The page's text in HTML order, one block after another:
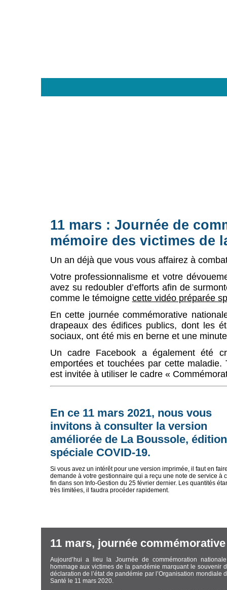
11 mars : Journée de
mémoire des victimes de
Un an déjà que vous vous affairez à
Votre professionnalisme et votre
avez su redoubler d’efforts afin de
comme le témoigne cette vidéo préparée
En cette journée commémorative
drapeaux des édifices publics, dont les
sociaux, ont été mis en berne et une
Un cadre Facebook a également été
emportées et touchées par cette
est invitée à utiliser le cadre «
En ce 11 mars 2021, nous vous
invitons à consulter la version
améliorée de La Boussole, édition
spéciale COVID-19.
Si vous avez un intérêt pour une version imprimée, il faut en
demande à votre gestionnaire qui a reçu une note de service à
fin dans son Info-Gestion du 25 février dernier. Les quantités
très limitées, il faudra procéder rapidement.
11 mars, journée commémorative
Aujourd’hui a lieu la Journée de commémoration
hommage aux victimes de la pandémie marquant le souvenir
déclaration de l’état de pandémie par l’Organisation mondiale
Santé le 11 mars 2020.